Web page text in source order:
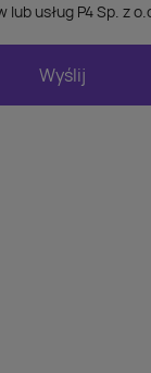
usług P4 Sp. z
Wyślij